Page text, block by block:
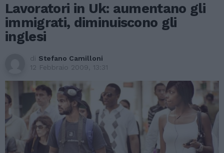
Lavoratori in Uk: aumentano gli
immigrati, diminuiscono gli
inglesi
di Stefano Camilloni
12 Febbraio 2009, 13:31